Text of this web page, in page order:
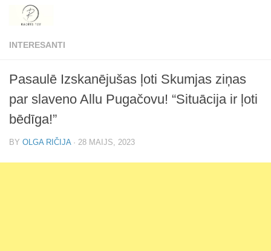
Skip to content
INTERESANTI
Pasaulē Izskanējušas ļoti Skumjas ziņas
par slaveno Allu Pugačovu! “Situācija ir ļoti
bēdīga!”
BY OLGA RIČIJA · 28 MAIJS, 2023